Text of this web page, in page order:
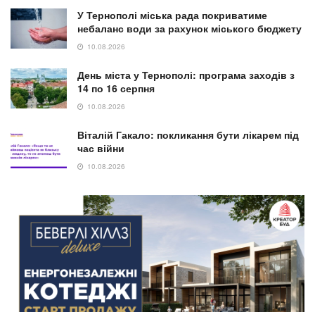
У Тернополі міська рада покриватиме
небаланс води за рахунок міського бюджету
10.08.2026
День міста у Тернополі: програма заходів з
14 по 16 серпня
10.08.2026
Віталій Гакало: покликання бути лікарем під
час війни
10.08.2026